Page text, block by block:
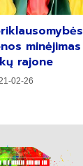
minėjimas
rajone
02-26